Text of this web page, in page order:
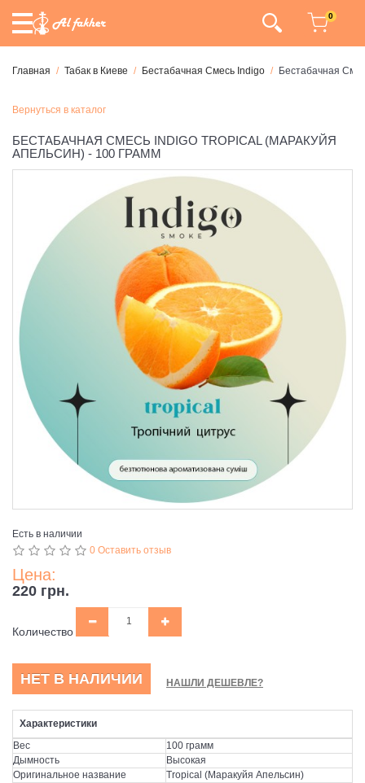
0
Главная Табак в Киеве Бестабачная Смесь Indigo Бестабачная
Вернуться в каталог
БЕСТАБАЧНАЯ СМЕСЬ INDIGO TROPICAL (МАРАКУЙЯ
АПЕЛЬСИН) - 100 ГРАММ
Есть в наличии
0 Оставить отзыв
Цена:
220 грн.
Количество
НЕТ В НАЛИЧИИ НАШЛИ ДЕШЕВЛЕ?
Характеристики
Вес
100 грамм
Дымность
Высокая
Оригинальное название
Tropical (Маракуйя Апельсин)